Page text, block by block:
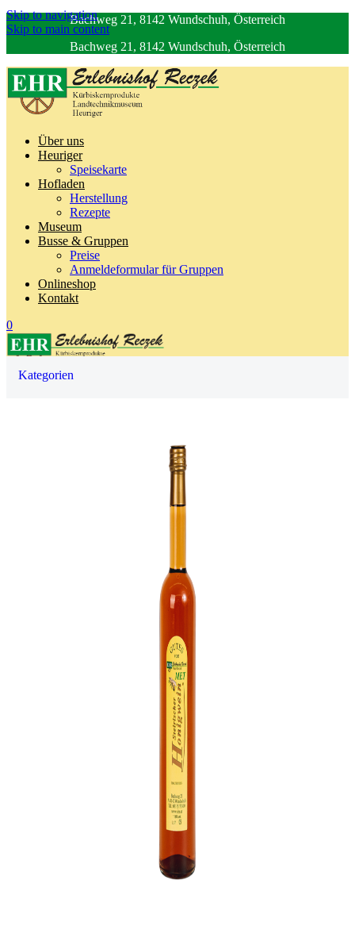
Skip to navigation
Skip to main content
Bachweg 21, 8142 Wundschuh, Österreich
Bachweg 21, 8142 Wundschuh, Österreich
Über uns
Heuriger
Speisekarte
Hofladen
Herstellung
Rezepte
Museum
Busse & Gruppen
Preise
Anmeldeformular für Gruppen
Onlineshop
Kontakt
0
Kategorien